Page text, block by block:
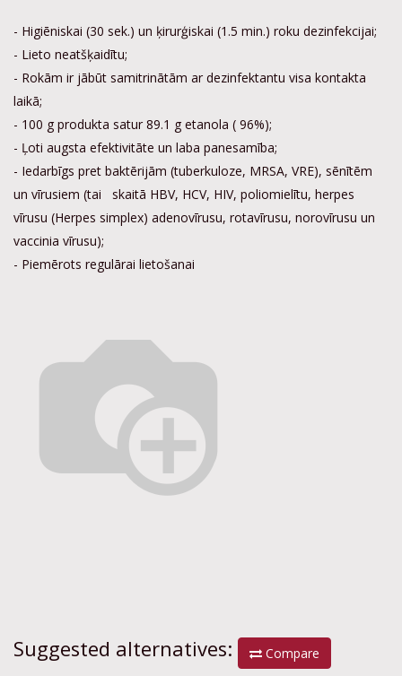
- Higiēniskai (30 sek.) un ķirurģiskai (1.5 min.) roku dezinfekcijai;
- Lieto neatšķaidītu;
- Rokām ir jābūt samitrinātām ar dezinfektantu visa kontakta
laikā;
- 100 g produkta satur 89.1 g etanola ( 96%);
- Ļoti augsta efektivitāte un laba panesamība;
- Iedarbīgs pret baktērijām (tuberkuloze, MRSA, VRE), sēnītēm
un vīrusiem (tai skaitā HBV, HCV, HIV, poliomielītu, herpes
vīrusu (Herpes simplex) adenovīrusu, rotavīrusu, norovīrusu un
vaccinia vīrusu);
- Piemērots regulārai lietošanai
Suggested alternatives: Compare